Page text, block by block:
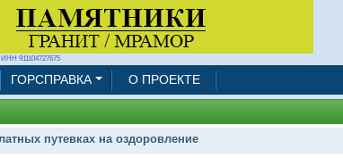
911104727675
ГОРСПРАВКА О ПРОЕКТЕ
путевках на оздоровление